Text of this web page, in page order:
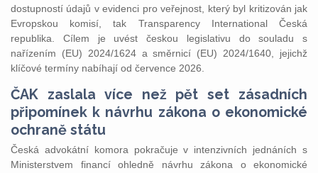
dostupností údajů v evidenci pro veřejnost, který byl kritizován jak
Evropskou komisí, tak Transparency International Česká
republika. Cílem je uvést českou legislativu do souladu s
nařízením (EU) 2024/1624 a směrnicí (EU) 2024/1640, jejichž
klíčové termíny nabíhají od července 2026.
ČAK zaslala více než pět set zásadních
připomínek k návrhu zákona o ekonomické
ochraně státu
Česká advokátní komora pokračuje v intenzivních jednáních s
Ministerstvem financí ohledně návrhu zákona o ekonomické